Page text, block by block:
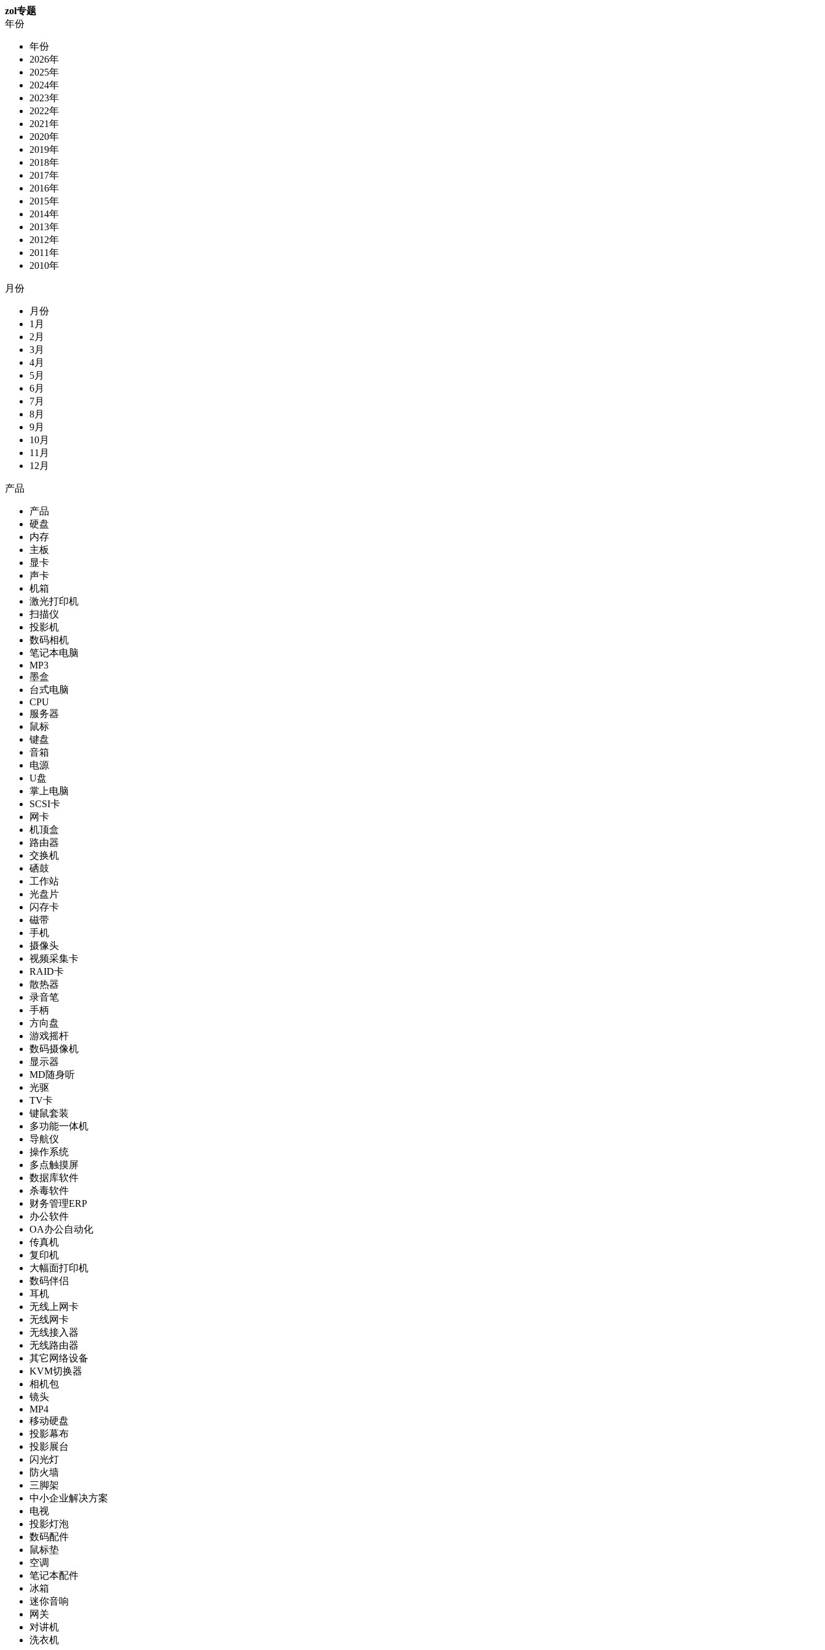
zol专题
年份
年份
2026年
2025年
2024年
2023年
2022年
2021年
2020年
2019年
2018年
2017年
2016年
2015年
2014年
2013年
2012年
2011年
2010年
月份
月份
1月
2月
3月
4月
5月
6月
7月
8月
9月
10月
11月
12月
产品
产品
硬盘
内存
主板
显卡
声卡
机箱
激光打印机
扫描仪
投影机
数码相机
笔记本电脑
MP3
墨盒
台式电脑
CPU
服务器
鼠标
键盘
音箱
电源
U盘
掌上电脑
SCSI卡
网卡
机顶盒
路由器
交换机
硒鼓
工作站
光盘片
闪存卡
磁带
手机
摄像头
视频采集卡
RAID卡
散热器
录音笔
手柄
方向盘
游戏摇杆
数码摄像机
显示器
MD随身听
光驱
TV卡
键鼠套装
多功能一体机
导航仪
操作系统
多点触摸屏
数据库软件
杀毒软件
财务管理ERP
办公软件
OA办公自动化
传真机
复印机
大幅面打印机
数码伴侣
耳机
无线上网卡
无线网卡
无线接入器
无线路由器
其它网络设备
KVM切换器
相机包
镜头
MP4
移动硬盘
投影幕布
投影展台
闪光灯
防火墙
三脚架
中小企业解决方案
电视
投影灯泡
数码配件
鼠标垫
空调
笔记本配件
冰箱
迷你音响
网关
对讲机
洗衣机